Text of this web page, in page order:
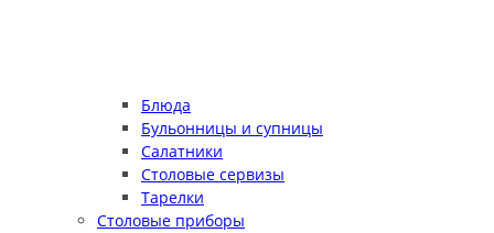
Блюда
Бульонницы и супницы
Салатники
Столовые сервизы
Тарелки
Столовые приборы